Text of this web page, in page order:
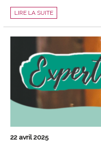
LA
SÉLECTION
DE
LIRE LA SUITE
22 avril 2025